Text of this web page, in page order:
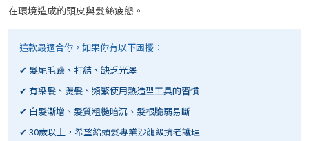
在環境造成的頭皮與髮絲疲態。
這款最適合你，如果你有以下困擾：
✔ 髮尾毛躁、打結、缺乏光澤
✔ 有染髮、燙髮、頻繁使用熱造型工具的習慣
✔ 白髮漸增、髮質粗糙暗沉、髮根脆弱易斷
✔ 30歲以上，希望給頭髮專業沙龍級抗老護理